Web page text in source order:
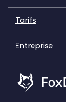
Tarifs
Entreprise